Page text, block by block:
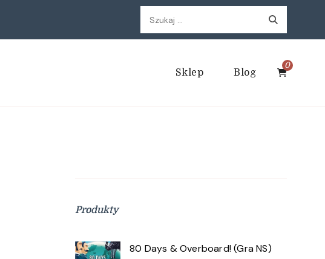
Szukaj:
Sklep Blog
0
Produkty
80 Days & Overboard! (Gra NS)